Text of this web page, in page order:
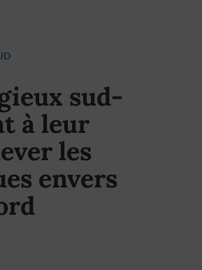
sud-
à leur
les
envers